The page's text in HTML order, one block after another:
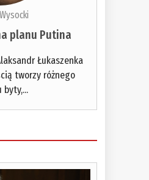
planu Putina
Łukaszenka
tworzy różnego
byty,...